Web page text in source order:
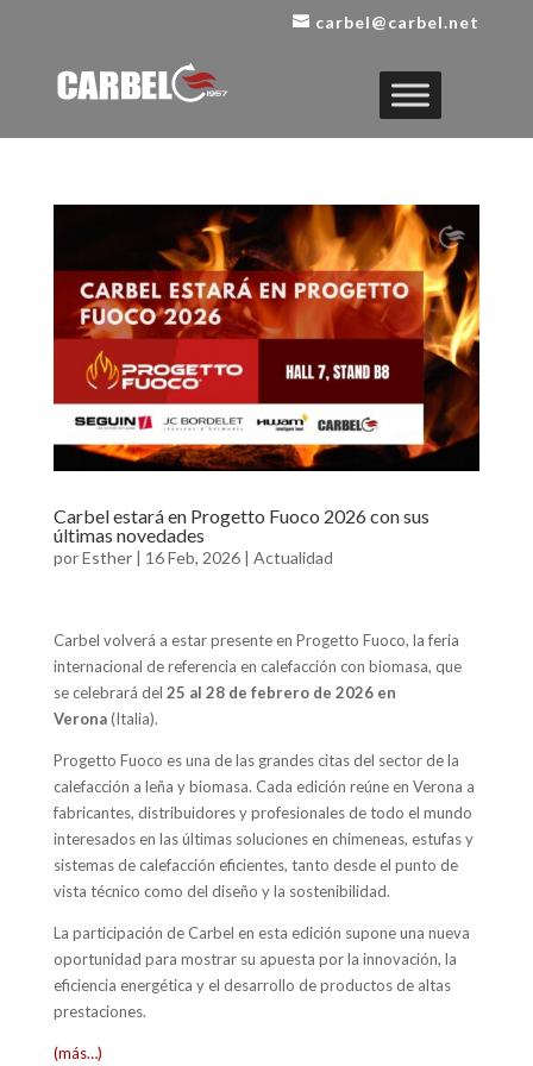
carbel@carbel.net
Carbel estará en Progetto Fuoco 2026 con sus
últimas novedades
porEsther| 16 Feb, 2026| Actualidad
Carbel volverá a estar presente en Progetto Fuoco, la feria
internacional de referencia en calefacción con biomasa, que
se celebrará del 25 al 28 de febrero de 2026 en
Verona (Italia).
Progetto Fuoco es una de las grandes citas del sector de la
calefacción a leña y biomasa. Cada edición reúne en Verona a
fabricantes, distribuidores y profesionales de todo el mundo
interesados en las últimas soluciones en chimeneas, estufas y
sistemas de calefacción eficientes, tanto desde el punto de
vista técnico como del diseño y la sostenibilidad.
La participación de Carbel en esta edición supone una nueva
oportunidad para mostrar su apuesta por la innovación, la
eficiencia energética y el desarrollo de productos de altas
prestaciones.
(más…)